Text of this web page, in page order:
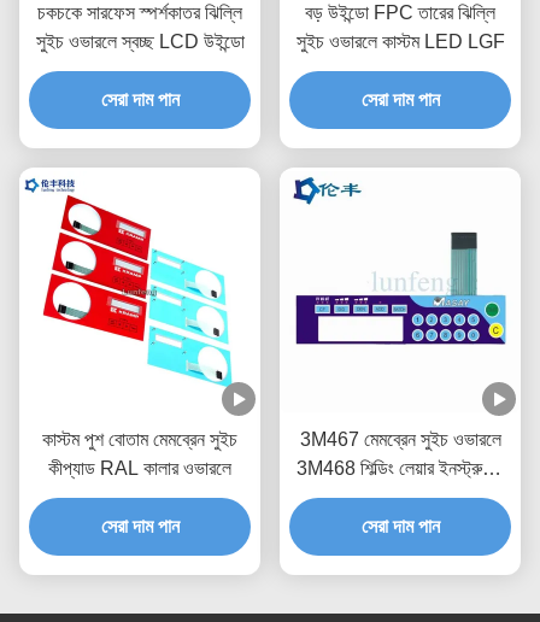
চকচকে সারফেস স্পর্শকাতর ঝিল্লি
সুইচ ওভারলে স্বচ্ছ LCD উইন্ডো
সেরা দাম পান
বড় উইন্ডো FPC তারের ঝিল্লি
সুইচ ওভারলে কাস্টম LED LGF
সেরা দাম পান
কাস্টম পুশ বোতাম মেমব্রেন সুইচ
কীপ্যাড RAL কালার ওভারলে
সেরা দাম পান
3M467 মেমব্রেন সুইচ ওভারলে
3M468 শিল্ডিং লেয়ার ইনস্ট্রুমেন্ট
প্যানেল ওভারলে
সেরা দাম পান